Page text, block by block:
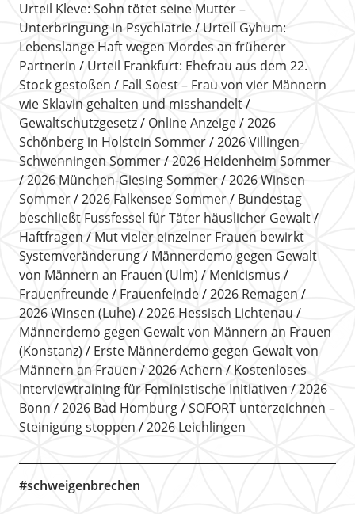
Urteil Kleve: Sohn tötet seine Mutter –
Unterbringung in Psychiatrie
Urteil Gyhum:
Lebenslange Haft wegen Mordes an früherer
Partnerin
Urteil Frankfurt: Ehefrau aus dem 22.
Stock gestoßen
Fall Soest – Frau von vier Männern
wie Sklavin gehalten und misshandelt
Gewaltschutzgesetz
Online Anzeige
2026
Schönberg in Holstein Sommer
2026 Villingen-
Schwenningen Sommer
2026 Heidenheim Sommer
2026 München-Giesing Sommer
2026 Winsen
Sommer
2026 Falkensee Sommer
Bundestag
beschließt Fussfessel für Täter häuslicher Gewalt
Haftfragen
Mut vieler einzelner Frauen bewirkt
Systemveränderung
Männerdemo gegen Gewalt
von Männern an Frauen (Ulm)
Menicismus
Frauenfreunde
Frauenfeinde
2026 Remagen
2026 Winsen (Luhe)
2026 Hessisch Lichtenau
Männerdemo gegen Gewalt von Männern an Frauen
(Konstanz)
Erste Männerdemo gegen Gewalt von
Männern an Frauen
2026 Achern
Kostenloses
Interviewtraining für Feministische Initiativen
2026
Bonn
2026 Bad Homburg
SOFORT unterzeichnen –
Steinigung stoppen
2026 Leichlingen
#schweigenbrechen